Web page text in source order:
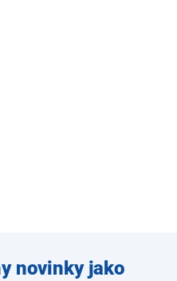
novinky jako